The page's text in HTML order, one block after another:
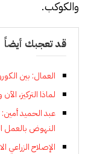
والكوكب.
قد تعجبك أيضاً
العمال: بين
لماذا التركيز،
عبد الحميد
النهوض بالعمل
الإصلاح الزراعي